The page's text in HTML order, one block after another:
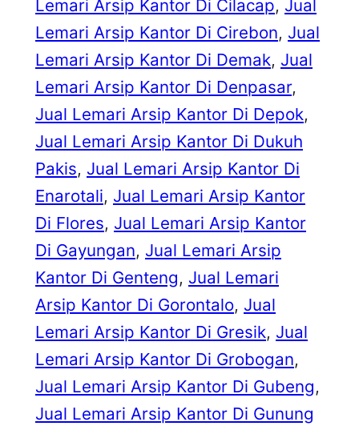
Lemari Arsip Kantor Di Cilacap, Jual
Lemari Arsip Kantor Di Cirebon, Jual
Lemari Arsip Kantor Di Demak, Jual
Lemari Arsip Kantor Di Denpasar
Jual Lemari Arsip Kantor Di Depok
Jual Lemari Arsip Kantor Di Dukuh
Pakis, Jual Lemari Arsip Kantor Di
Enarotali, Jual Lemari Arsip Kantor
Di Flores, Jual Lemari Arsip Kantor
Di Gayungan, Jual Lemari Arsip
Kantor Di Genteng, Jual Lemari
Arsip Kantor Di Gorontalo, Jual
Lemari Arsip Kantor Di Gresik, Jual
Lemari Arsip Kantor Di Grobogan
Jual Lemari Arsip Kantor Di Gubeng
Jual Lemari Arsip Kantor Di Gunung